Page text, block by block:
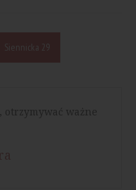
Siennicka 29
otrzymywać ważne